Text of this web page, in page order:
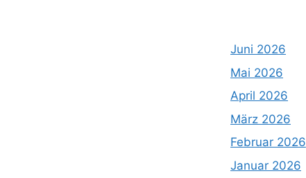
Juni 2026
Mai 2026
April 2026
März 2026
Februar 2026
Januar 2026